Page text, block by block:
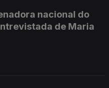
nacional do
de Maria